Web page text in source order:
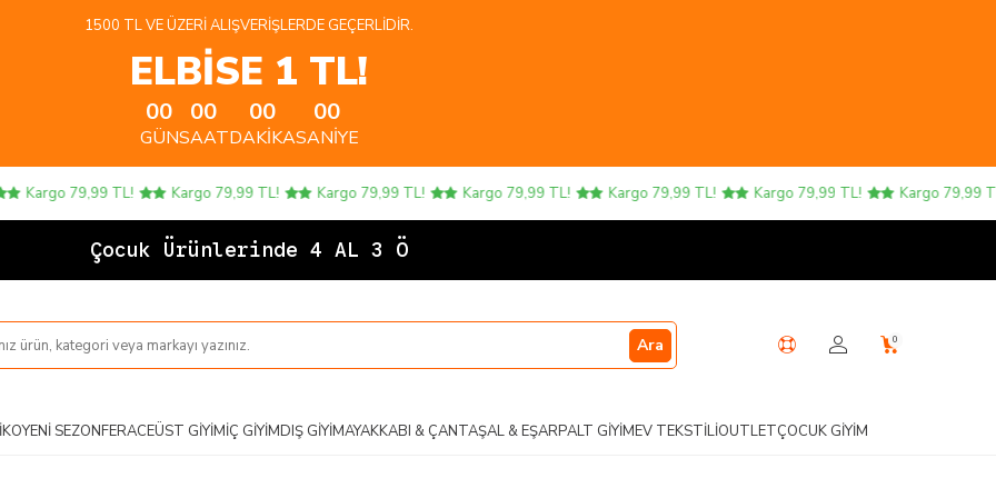
1500 TL VE ÜZERI ALIŞVERIŞLERDE GEÇERLIDIR.
ELBİSE 1 TL!
00
GÜN
00
SAAT
00
DAKIKA
00
SANIYE
79,99 TL! Kargo 79,99 TL! Kargo 79,99 TL! Kargo 79,99 TL! Kargo 79,99 TL! Kargo 79,99 TL! Kargo 79,99 TL!
Çocuk Ürünlerinde 4 AL 3 ÖDE!
Ara 0
YENI SEZONFERACEÜST GIYIMİÇ GIYIMDIŞ GIYIMAYAKKABI & ÇANTAŞAL & EŞARPALT GIYIMEV TEKSTILIOUTLETÇOCUK GIYIM